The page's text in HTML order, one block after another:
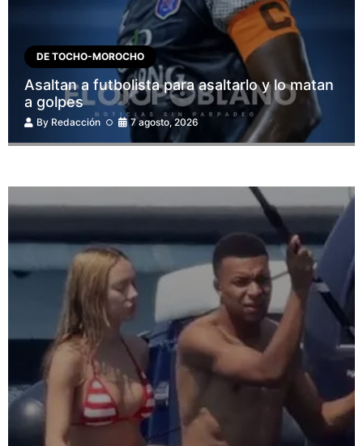
DE TOCHO-MOROCHO
Asaltan a futbolista para asaltarlo y lo matan
a golpes
By Redacción 7 agosto, 2026